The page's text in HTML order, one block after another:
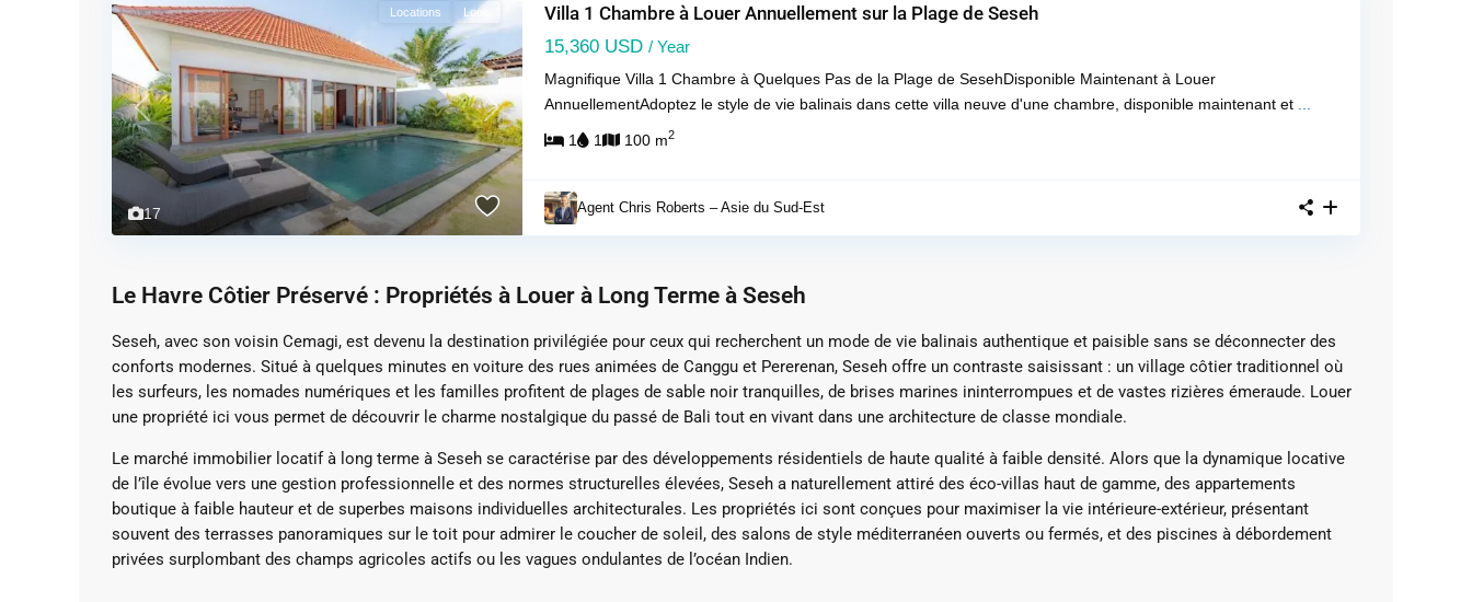
17
Previous Next
Locations Loué Villa 1 Chambre à Louer Annuellement sur la Plage de Seseh
15,360 USD / Year
Magnifique Villa 1 Chambre à Quelques Pas de la Plage de SesehDisponible Maintenant à Louer
AnnuellementAdoptez le style de vie balinais dans cette villa neuve d'une chambre, disponible maintenant et
1 1 100 m2
Agent Chris Roberts – Asie du Sud-Est
Le Havre Côtier Préservé : Propriétés à Louer à Long Terme à Seseh
Seseh, avec son voisin Cemagi, est devenu la destination privilégiée pour ceux qui recherchent un mode de vie balinais authentique et paisible sans se déconnecter des
conforts modernes. Situé à quelques minutes en voiture des rues animées de Canggu et Pererenan, Seseh offre un contraste saisissant : un village côtier traditionnel où
les surfeurs, les nomades numériques et les familles profitent de plages de sable noir tranquilles, de brises marines ininterrompues et de vastes rizières émeraude. Louer
une propriété ici vous permet de découvrir le charme nostalgique du passé de Bali tout en vivant dans une architecture de classe mondiale.
Le marché immobilier locatif à long terme à Seseh se caractérise par des développements résidentiels de haute qualité à faible densité. Alors que la dynamique locative
de l’île évolue vers une gestion professionnelle et des normes structurelles élevées, Seseh a naturellement attiré des éco-villas haut de gamme, des appartements
boutique à faible hauteur et de superbes maisons individuelles architecturales. Les propriétés ici sont conçues pour maximiser la vie intérieure-extérieur, présentant
souvent des terrasses panoramiques sur le toit pour admirer le coucher de soleil, des salons de style méditerranéen ouverts ou fermés, et des piscines à débordement
privées surplombant des champs agricoles actifs ou les vagues ondulantes de l’océan Indien.